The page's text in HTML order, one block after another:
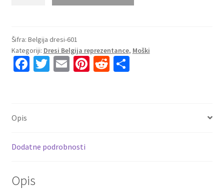
dresi
kompleti
Belgija
Cuyper
SP
količina
Šifra: Belgija dresi-601
Kategoriji: Dresi Belgija reprezentance, Moški
Fa
k
T E Pi R S
Opis
Dodatne podrobnosti
Opis